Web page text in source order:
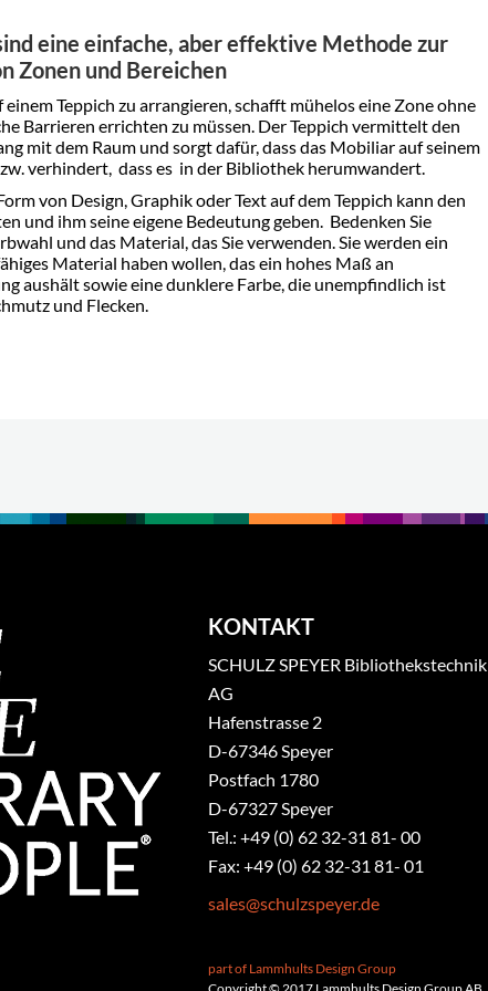
eine einfache, aber effektive Methode zur
Zonen und Bereichen
einem Teppich zu arrangieren, schafft mühelos eine Zone ohne
Barrieren errichten zu müssen. Der Teppich vermittelt den
mit dem Raum und sorgt dafür, dass das Mobiliar auf seinem
verhindert, dass es in der Bibliothek herumwandert.
von Design, Graphik oder Text auf dem Teppich kann den
und ihm seine eigene Bedeutung geben. Bedenken Sie
und das Material, das Sie verwenden. Sie werden ein
Material haben wollen, das ein hohes Maß an
aushält sowie eine dunklere Farbe, die unempfindlich ist
und Flecken.
KONTAKT
SCHULZ SPEYER Bibliothekstechnik
AG
Hafenstrasse 2
​D-67346 Speyer
Postfach 1780
D-67327 Speyer
Tel.: +49 (0) 62 32-31 81- 00
Fax: +49 (0) 62 32-31 81- 01
sales@schulzspeyer.de
part of Lammhults Design Group